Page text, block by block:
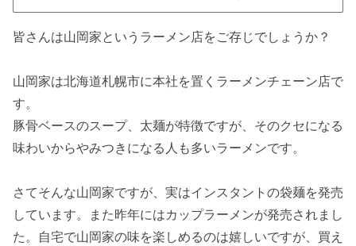
皆さんは山岡家というラーメン店をご存じでしょうか？
山岡家は北海道札幌市に本社を置くラーメンチェーン店で
す。
豚骨ベースのスープ、太麺が特徴ですが、そのクセになる
味わいからやみつきになる人も多いラーメンです。
さてそんな山岡家ですが、実はインスタントの袋麺を発売
しています。また昨年にはカップラーメンが発売されまし
た。自宅で山岡家の味を楽しめるのは嬉しいですが、買え